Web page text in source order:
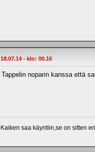
18.07.14 - klo: 00.16
Tappelin noparin kanssa että
Kaiken saa käyntiin,se on sitten